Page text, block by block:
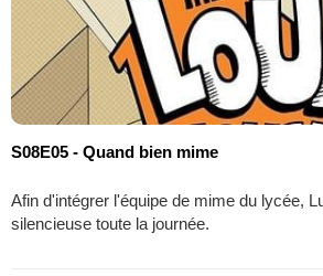
S08E05 - Quand bien mime
Afin d'intégrer l'équipe de mime du lycée,
silencieuse toute la journée.